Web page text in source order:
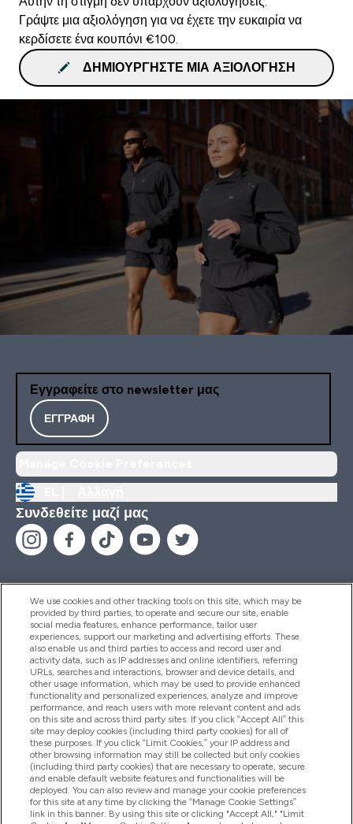
Γράψτε μια αξιολόγηση για να έχετε την ευκαιρία να
κερδίσετε ένα κουπόνι €100.
ΔΗΜΙΟΥΡΓΉΣΤΕ ΜΙΑ ΑΞΙΟΛΌΓΗΣΗ
Εγγραφείτε στο newsletter μας
ΕΓΓΡΑΦΉ
Συνδεθείτε μαζί μας
Βοήθεια & Πληροφορίες
Προϊόντα
Εταιρικές Πληροφορίες
Εκπτώσεις & Ανταμοιβές
We use cookies and other tracking tools on this site, which may be
provided by third parties, to operate and secure our site, enable
social media features, enhance performance, tailor user
experiences, support our marketing and advertising efforts. These
also enable us and third parties to access and record user and
activity data, such as IP addresses and online identifiers, referring
URLs, searches and interactions, browser and device details, and
other usage information, which may be used to provide enhanced
functionality and personalized experiences, analyze and improve
performance, and reach users with more relevant content and ads
on this site and across third party sites. If you click “Accept All” this
site may deploy cookies (including third party cookies) for all of
these purposes. If you click “Limit Cookies,” your IP address and
other browsing information may still be collected but only cookies
(including third party cookies) that are necessary to operate, secure
and enable default website features and functionalities will be
deployed. You can also review and manage your cookie preferences
for this site at any time by clicking the “Manage Cookie Settings”
link in this banner. By using this site or clicking "Accept All," "Limit